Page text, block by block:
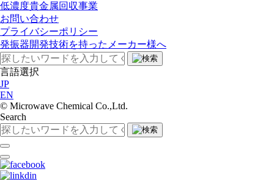
低濃度貴金属回収事業​
お問い合わせ
プライバシーポリシー
発振器開発技術を持ったメーカー様へ
言語選択
JP
EN
©︎ Microwave Chemical Co.,Ltd.
Search